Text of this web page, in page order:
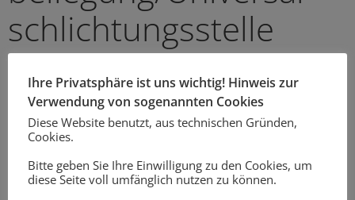
schlichtungs­stelle
Streitbeilegungsverfahren vor einer
Verbraucherschlichtungsstelle teilzunehmen.
Haftung für Inhalte
Als Diensteanbieter sind wir gemäß § 7 Abs.1 TMG für
Ihre Privatsphäre ist uns wichtig! Hinweis zur
Verwendung von sogenannten Cookies
Diese Website benutzt, aus technischen Gründen,
Cookies.
Bitte geben Sie Ihre Einwilligung zu den Cookies, um
diese Seite voll umfänglich nutzen zu können.